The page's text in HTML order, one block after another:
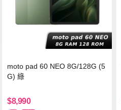
moto pad 60 NEO 8G/128G (5
G) 綠
$8,990